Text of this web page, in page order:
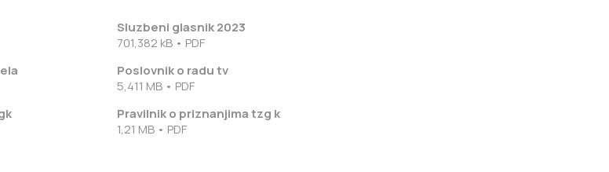
Sluzbeni glasnik 2023
701,382 kB • PDF
Poslovnik o radu tv
5,411 MB • PDF
Pravilnik o priznanjima tzg k
1,21 MB • PDF